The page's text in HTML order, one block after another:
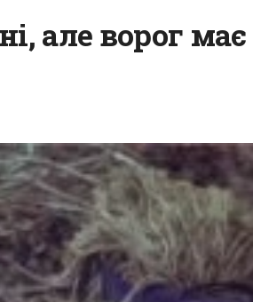
але ворог має